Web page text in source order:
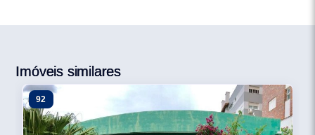
Imóveis similares
92